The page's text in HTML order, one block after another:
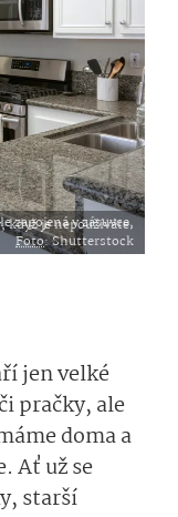
energii i tehdy, když je nepoužíváte.
Foto: Shutterstock
jen velké
pračky, ale
doma a
Ať už se
starší